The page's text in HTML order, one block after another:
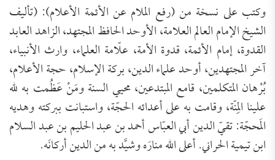
وكتب على نسخة من (رفع الملام عن الأئمة الأعلام): (تأليف
الشيخ الإمام العالم العلامة، الأوحد الحافظ المجتهد، الزاهد العابد
القدوة، إمام الأئمة، قدوة الأمة، علّامة العلماء، وارث الأنبياء،
آخر المجتهدين، أوحد علماء الدين، بركة الإسلام، حجة الأعلام،
بُرْهان المتكلمين، قامع المبتدعين، محيي السنة ومَنْ عَظُمت به لله
علينا المِنّة، وقامت به على أعدائه الحجّة، واستبانت ببركته وهديه
المَحجّة: تقيّ الدين أبي العبّاس أحمد بن عبد الحليم بن عبد السلام
ابن تيمية الحراني. أعلى الله منارَه وشيَّد به من الدين أركانَه.